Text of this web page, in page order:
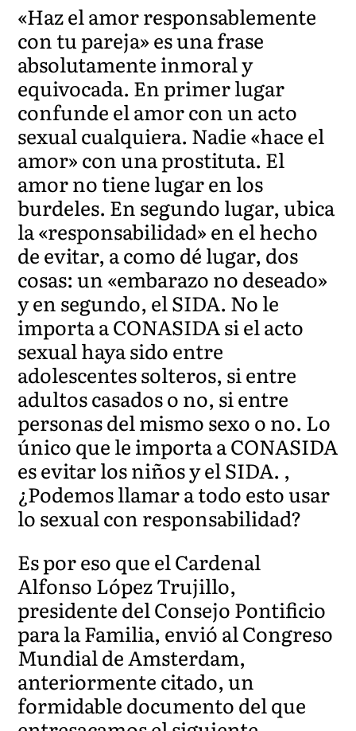
«Haz el amor responsablemente
con tu pareja» es una frase
absolutamente inmoral y
equivocada. En primer lugar
confunde el amor con un acto
sexual cualquiera. Nadie «hace el
amor» con una prostituta. El
amor no tiene lugar en los
burdeles. En segundo lugar, ubica
la «responsabilidad» en el hecho
de evitar, a como dé lugar, dos
cosas: un «embarazo no deseado»
y en segundo, el SIDA. No le
importa a CONASIDA si el acto
sexual haya sido entre
adolescentes solteros, si entre
adultos casados o no, si entre
personas del mismo sexo o no. Lo
único que le importa a CONASIDA
es evitar los niños y el SIDA. ,
¿Podemos llamar a todo esto usar
lo sexual con responsabilidad?
Es por eso que el Cardenal
Alfonso López Trujillo,
presidente del Consejo Pontificio
para la Familia, envió al Congreso
Mundial de Amsterdam,
anteriormente citado, un
formidable documento del que